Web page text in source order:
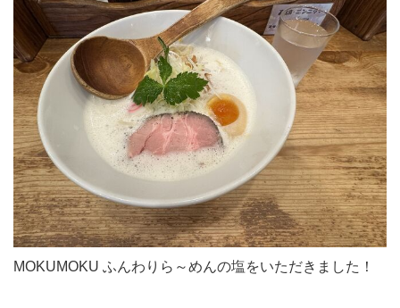
MOKUMOKU ふんわりら～めんの塩をいただきました！